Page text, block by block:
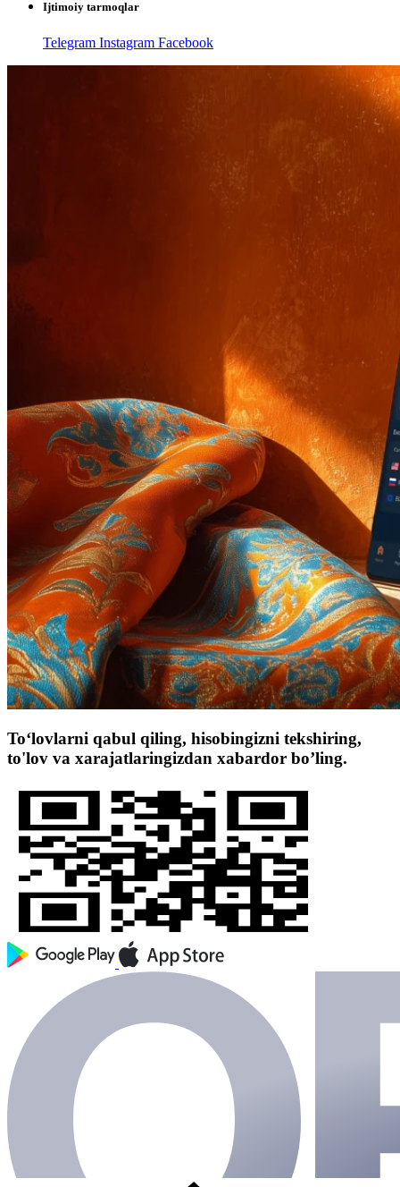
Ijtimoiy tarmoqlar
Telegram Instagram Facebook
To‘lovlarni qabul qiling, hisobingizni tekshiring,
to'lov va xarajatlaringizdan xabardor bo’ling.